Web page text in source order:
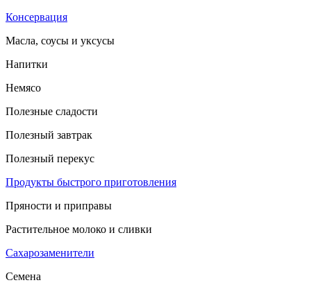
Консервация
Масла, соусы и уксусы
Напитки
Немясо
Полезные сладости
Полезный завтрак
Полезный перекус
Продукты быстрого приготовления
Пряности и приправы
Растительное молоко и сливки
Сахарозаменители
Семена